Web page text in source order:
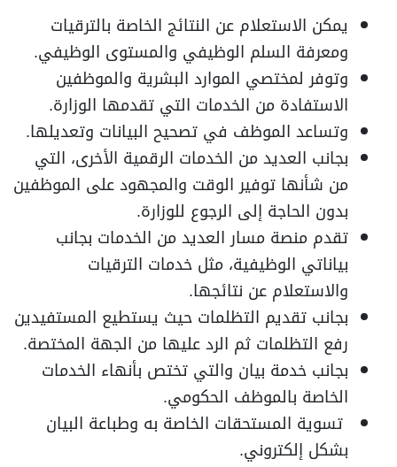
يمكن الاستعلام عن النتائج الخاصة بالترقيات
ومعرفة السلم الوظيفي والمستوى الوظيفي.
وتوفر لمختصي الموارد البشرية والموظفين
الاستفادة من الخدمات التي تقدمها الوزارة.
وتساعد الموظف في تصحيح البيانات وتعديلها.
بجانب العديد من الخدمات الرقمية الأخرى، التي
من شأنها توفير الوقت والمجهود على الموظفين
بدون الحاجة إلى الرجوع للوزارة.
تقدم منصة مسار العديد من الخدمات بجانب
بياناتي الوظيفية، مثل خدمات الترقيات
والاستعلام عن نتائجها.
بجانب تقديم التظلمات حيث يستطيع المستفيدين
رفع التظلمات ثم الرد عليها من الجهة المختصة.
بجانب خدمة بيان والتي تختص بأنهاء الخدمات
الخاصة بالموظف الحكومي.
تسوية المستحقات الخاصة به وطباعة البيان
بشكل إلكتروني.